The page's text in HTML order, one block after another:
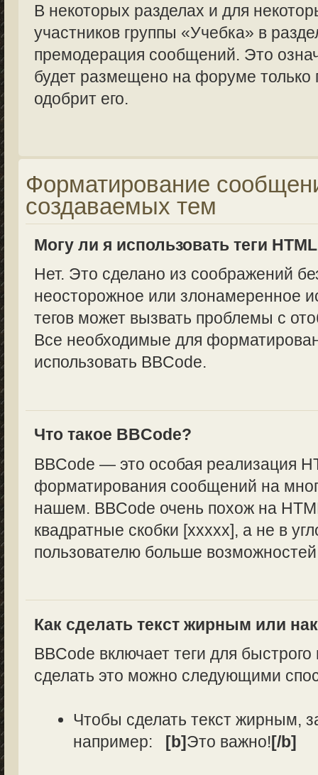
В некоторых разделах и для
участников группы «Учебка» в
премодерация сообщений. Это
будет размещено на форуме только
одобрит его.
Форматирование
создаваемых тем
Могу ли я использовать теги
Нет. Это сделано из соображений
неосторожное или злонамеренное
тегов может вызвать проблемы с
Все необходимые для
использовать BBCode.
Что такое BBCode?
BBCode — это особая реализация
форматирования сообщений на
нашем. BBCode очень похож на
квадратные скобки [xxxxx], а не в
пользователю больше
Как сделать текст жирным или
BBCode включает теги для
сделать это можно следующими
Чтобы сделать текст жирным,
например: [b]Это важно![/b]